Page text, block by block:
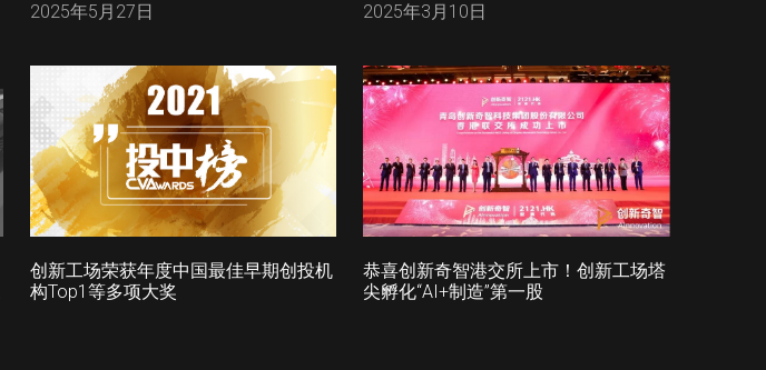
2025年5月27日
2025年3月10日
创新工场荣获年度中国最佳早期创投机
构Top1等多项大奖
恭喜创新奇智港交所上市！创新工场塔
尖孵化“AI+制造”第一股